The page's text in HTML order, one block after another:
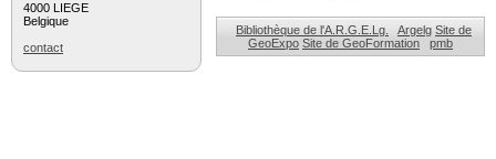
Bibliothèque de l'A.R.G.E.Lg. Argelg Site de
GeoExpo Site de GeoFormation pmb
4000 LIEGE
Belgique
contact